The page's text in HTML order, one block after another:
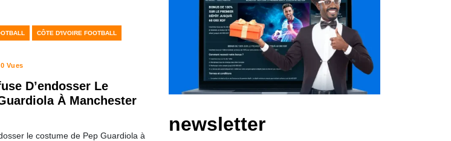
CÔTE D'IVOIRE FOOTBALL
0 Vues
D’endosser Le
À Manchester
le costume de Pep Guardiola à
newsletter